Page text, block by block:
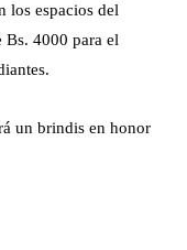
los espacios del
4000 para el
un brindis en honor